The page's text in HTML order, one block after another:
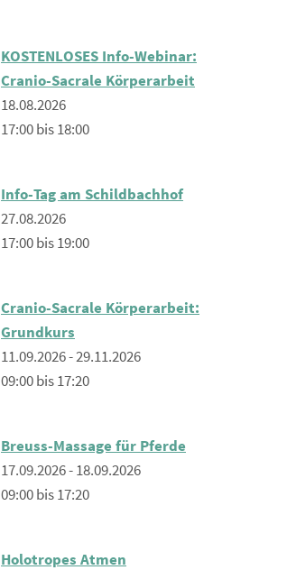
KOSTENLOSES Info-Webinar:
Cranio-Sacrale Körperarbeit
18.08.2026
17:00 bis 18:00
Info-Tag am Schildbachhof
27.08.2026
17:00 bis 19:00
Cranio-Sacrale Körperarbeit:
Grundkurs
11.09.2026 - 29.11.2026
09:00 bis 17:20
Breuss-Massage für Pferde
17.09.2026 - 18.09.2026
09:00 bis 17:20
Holotropes Atmen